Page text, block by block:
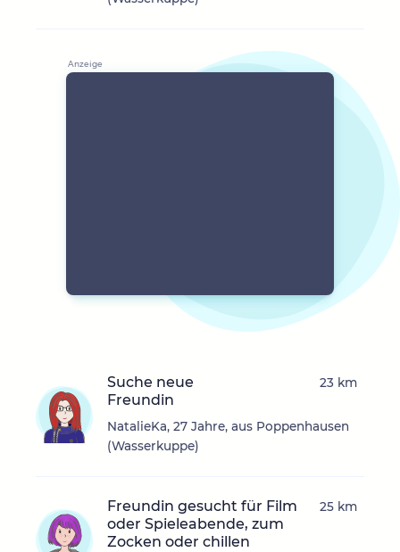
Suche neue
Freundin
NatalieKa, 27 Jahre, aus Poppenhausen
(Wasserkuppe)
23 km
Freundin gesucht für Film
oder Spieleabende, zum
Zocken oder chillen
25 km